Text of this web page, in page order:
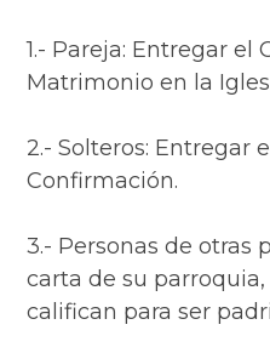
1.- Pareja: Entregar el
Matrimonio en la
2.- Solteros: Entregar
Confirmación.
3.- Personas de otras
carta de su
califican para ser